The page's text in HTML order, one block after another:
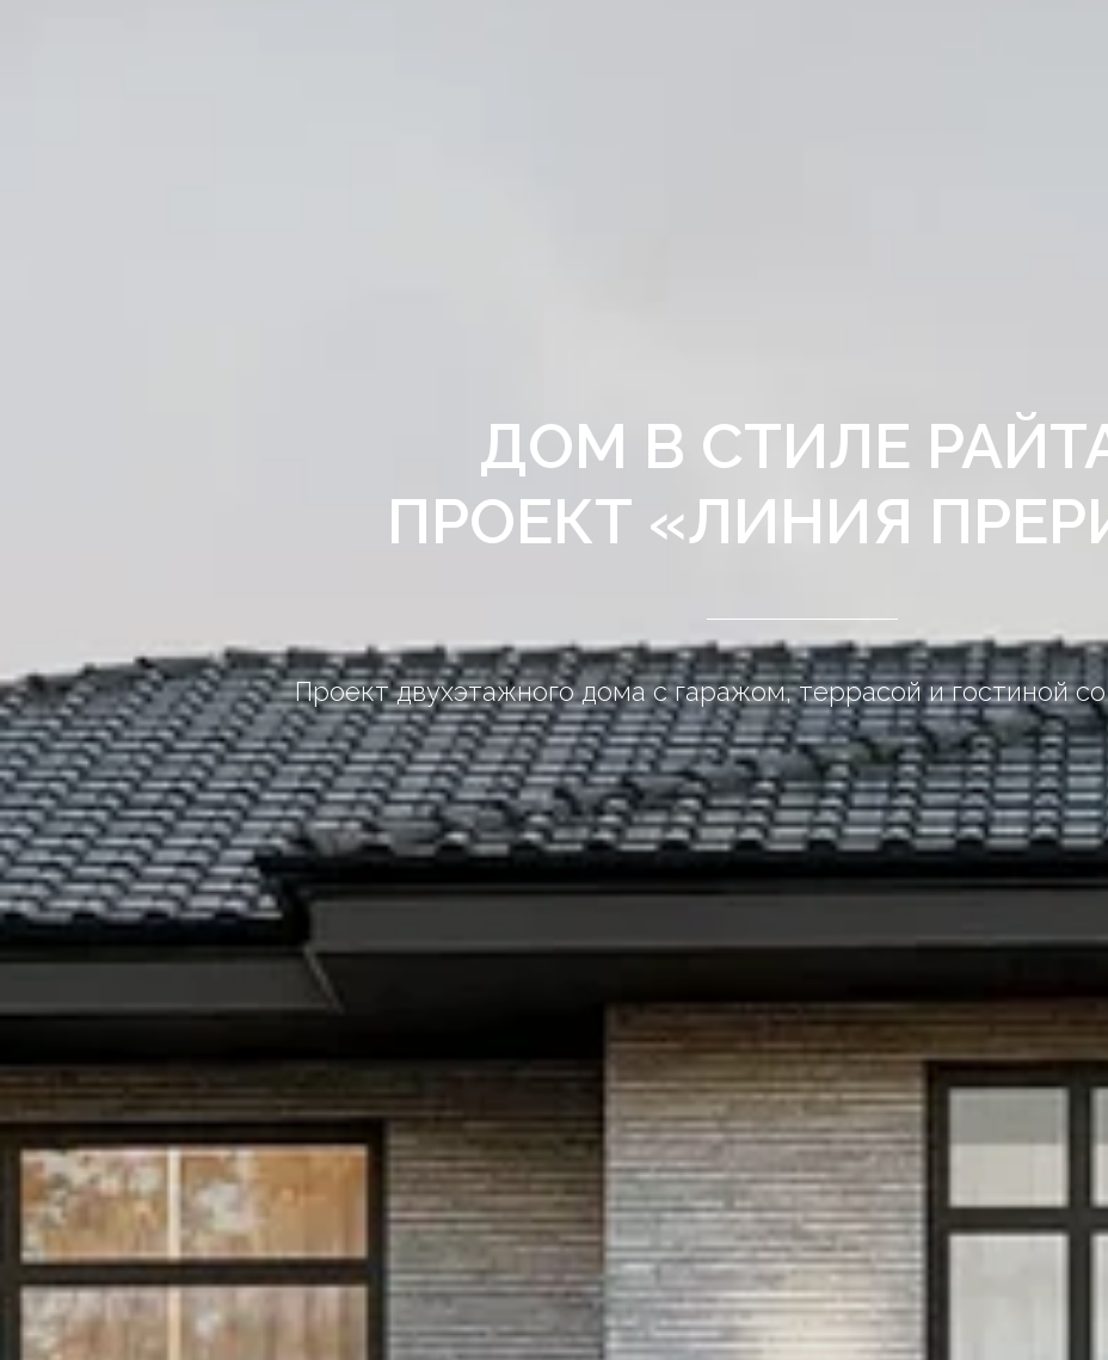
ДОМ В СТИЛЕ
ПРОЕКТ «ЛИНИЯ
Проект двухэтажного дома с гаражом, террасой и гостиной